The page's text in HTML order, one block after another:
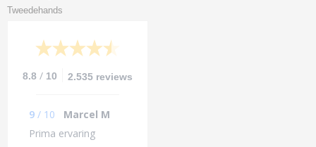
Tweedehands
8.8 / 10 2.535 reviews
9 / 10
Marcel M
Prima ervaring